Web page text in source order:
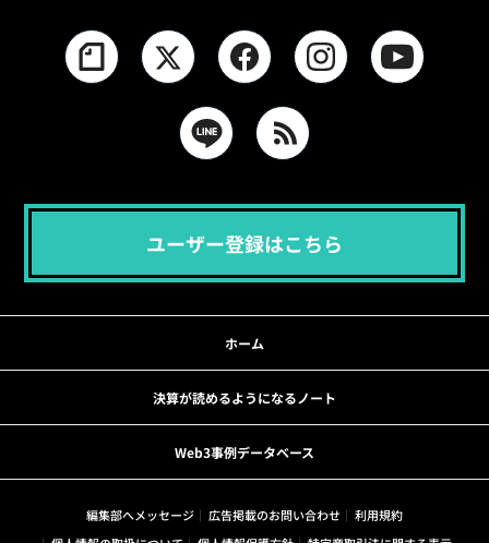
ユーザー登録はこちら
ホーム
決算が読めるようになるノート
Web3事例データベース
編集部へメッセージ 広告掲載のお問い合わせ
利用規約